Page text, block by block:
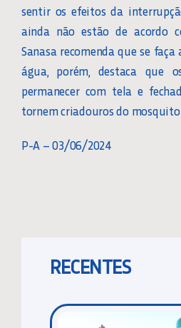
sentir os efeitos da
ainda não estão de acordo
Sanasa recomenda que se
água, porém, destaca que
permanecer com tela e
tornem criadouros do mosquito
P-A – 03/06/2024
RECENTES